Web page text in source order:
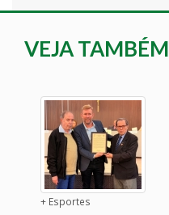
VEJA TAMBÉM
+ Esportes